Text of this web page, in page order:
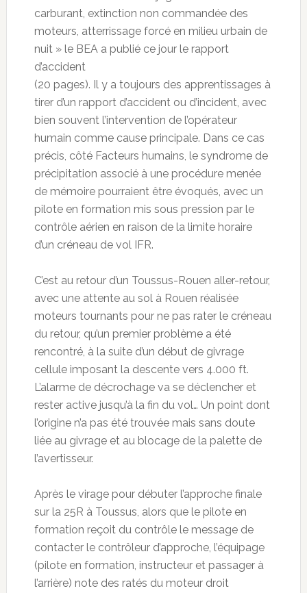
carburant, extinction non commandée des
moteurs, atterrissage forcé en milieu urbain de
nuit » le BEA a publié ce jour le rapport
d’accident
(20 pages). Il y a toujours des apprentissages à
tirer d’un rapport d’accident ou d’incident, avec
bien souvent l’intervention de l’opérateur
humain comme cause principale. Dans ce cas
précis, côté Facteurs humains, le syndrome de
précipitation associé à une procédure menée
de mémoire pourraient être évoqués, avec un
pilote en formation mis sous pression par le
contrôle aérien en raison de la limite horaire
d’un créneau de vol IFR.
C’est au retour d’un Toussus-Rouen aller-retour,
avec une attente au sol à Rouen réalisée
moteurs tournants pour ne pas rater le créneau
du retour, qu’un premier problème a été
rencontré, à la suite d’un début de givrage
cellule imposant la descente vers 4.000 ft.
L’alarme de décrochage va se déclencher et
rester active jusqu’à la fin du vol… Un point dont
l’origine n’a pas été trouvée mais sans doute
liée au givrage et au blocage de la palette de
l’avertisseur.
Après le virage pour débuter l’approche finale
sur la 25R à Toussus, alors que le pilote en
formation reçoit du contrôle le message de
contacter le contrôleur d’approche, l’équipage
(pilote en formation, instructeur et passager à
l’arrière) note des ratés du moteur droit